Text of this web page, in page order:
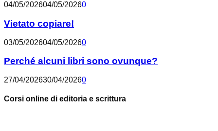
04/05/202604/05/20260
Vietato copiare!
03/05/202604/05/20260
Perché alcuni libri sono ovunque?
27/04/202630/04/20260
Corsi online di editoria e scrittura